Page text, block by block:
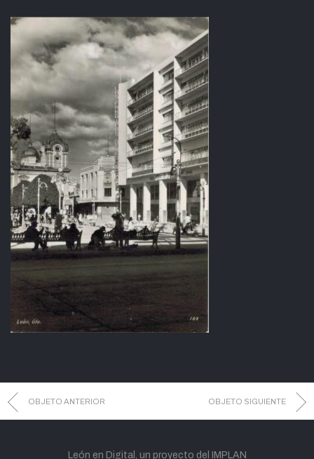
OBJETO ANTERIOR OBJETO SIGUIENTE
León en Digital, un proyecto del IMPLAN